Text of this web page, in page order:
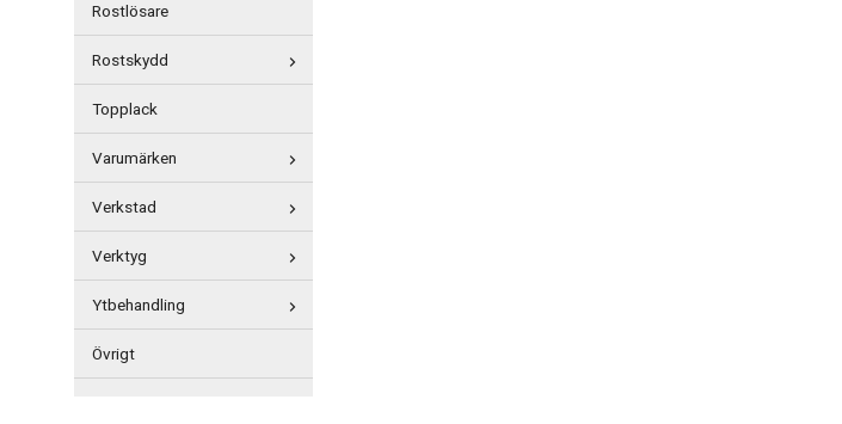
Rostlösare
Rostskydd
Topplack
Varumärken
Verkstad
Verktyg
Ytbehandling
Övrigt